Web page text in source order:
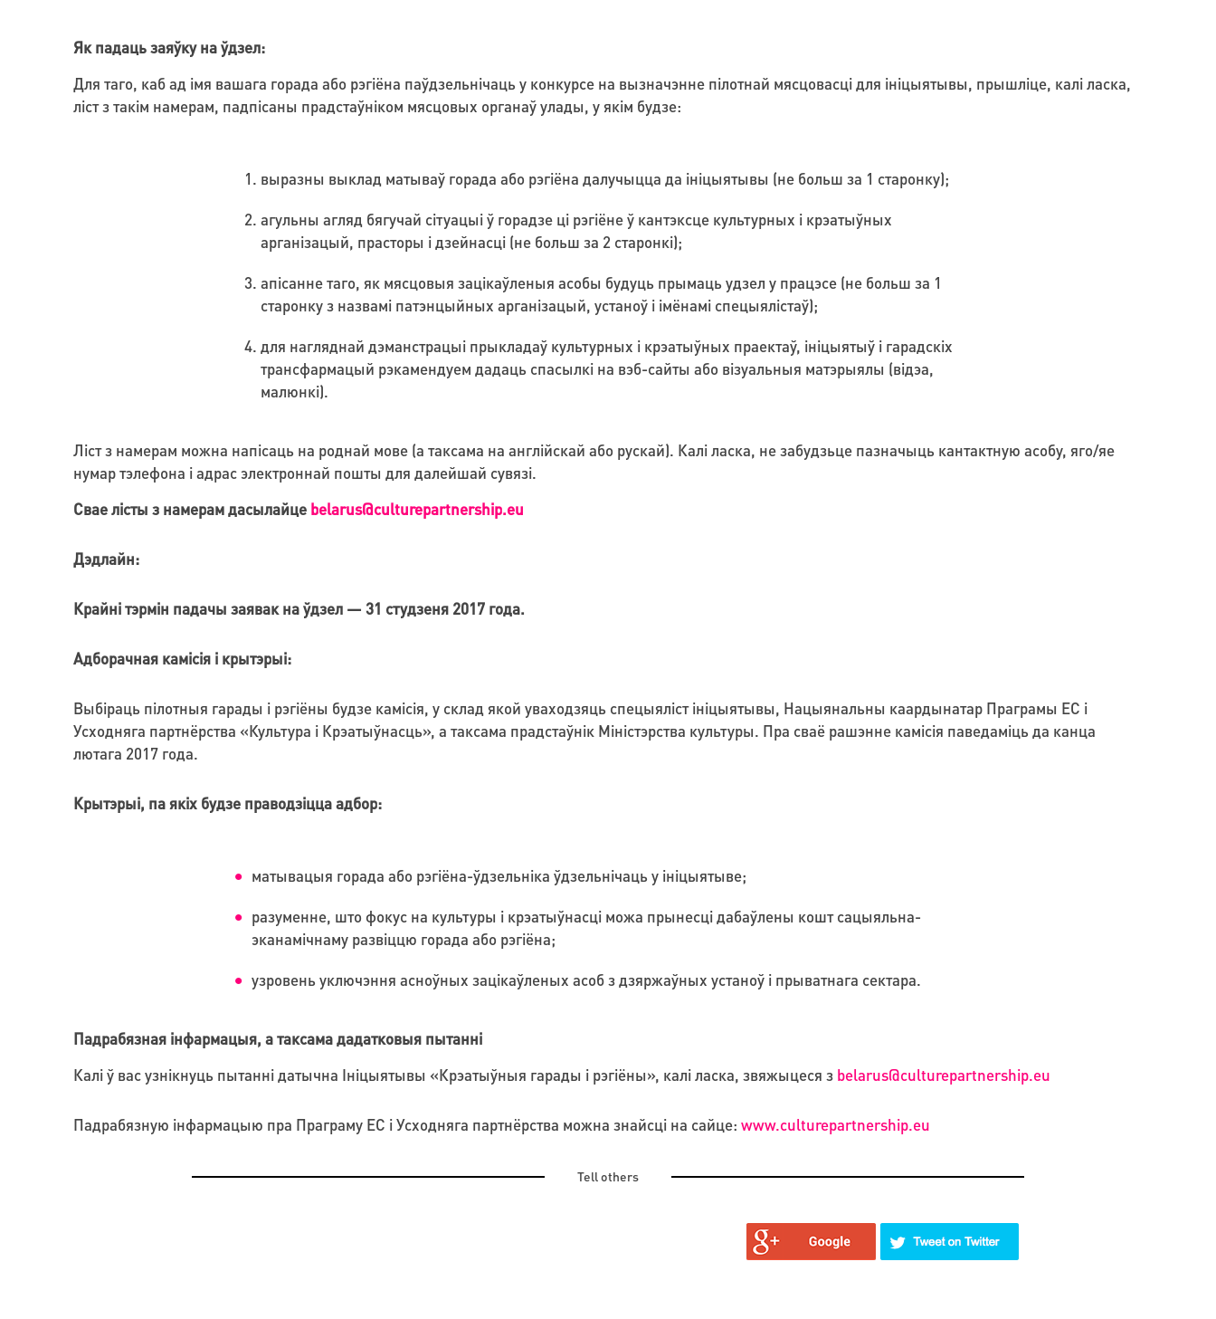
Як падаць заяўку на ўдзел:
Для таго, каб ад імя вашага горада або рэгіёна паўдзельнічаць у конкурсе на вызначэнне пілотнай мясцовасці для ініцыятывы, прышліце, калі ласка,
ліст з такім намерам, падпісаны прадстаўніком мясцовых органаў улады, у якім будзе:
выразны выклад матываў горада або рэгіёна далучыцца да ініцыятывы (не больш за 1 старонку);
агульны агляд бягучай сітуацыі ў горадзе ці рэгіёне ў кантэксце культурных і крэатыўных
арганізацый, прасторы і дзейнасці (не больш за 2 старонкі);
апісанне таго, як мясцовыя зацікаўленыя асобы будуць прымаць удзел у працэсе (не больш за 1
старонку з назвамі патэнцыйных арганізацый, устаноў і імёнамі спецыялістаў);
для нагляднай дэманстрацыі прыкладаў культурных і крэатыўных праектаў, ініцыятыў і гарадскіх
трансфармацый рэкамендуем дадаць спасылкі на вэб-сайты або візуальныя матэрыялы (відэа,
малюнкі).
Ліст з намерам можна напісаць на роднай мове (а таксама на англійскай або рускай). Калі ласка, не забудзьце пазначыць кантактную асобу, яго/яе
нумар тэлефона і адрас электроннай пошты для далейшай сувязі.
Свае лісты з намерам дасылайце belarus@culturepartnership.eu
Дэдлайн:
Крайні тэрмін падачы заявак на ўдзел — 31 студзеня 2017 года.
Адборачная камісія і крытэрыі:
Выбіраць пілотныя гарады і рэгіёны будзе камісія, у склад якой уваходзяць спецыяліст ініцыятывы, Нацыянальны каардынатар Праграмы ЕС і
Усходняга партнёрства «Культура і Крэатыўнасць», а таксама прадстаўнік Міністэрства культуры. Пра сваё рашэнне камісія паведаміць да канца
лютага 2017 года.
Крытэрыі, па якіх будзе праводзіцца адбор:
матывацыя горада або рэгіёна-ўдзельніка ўдзельнічаць у ініцыятыве;
разуменне, што фокус на культуры і крэатыўнасці можа прынесці дабаўлены кошт сацыяльна-
эканамічнаму развіццю горада або рэгіёна;
узровень уключэння асноўных зацікаўленых асоб з дзяржаўных устаноў і прыватнага сектара.
Падрабязная інфармацыя, а таксама дадатковыя пытанні
Калі ў вас узнікнуць пытанні датычна Ініцыятывы «Крэатыўныя гарады і рэгіёны», калі ласка, звяжыцеся з belarus@culturepartnership.eu
Падрабязную інфармацыю пра Праграму ЕС і Усходняга партнёрства можна знайсці на сайце: www.culturepartnership.eu
Tell others